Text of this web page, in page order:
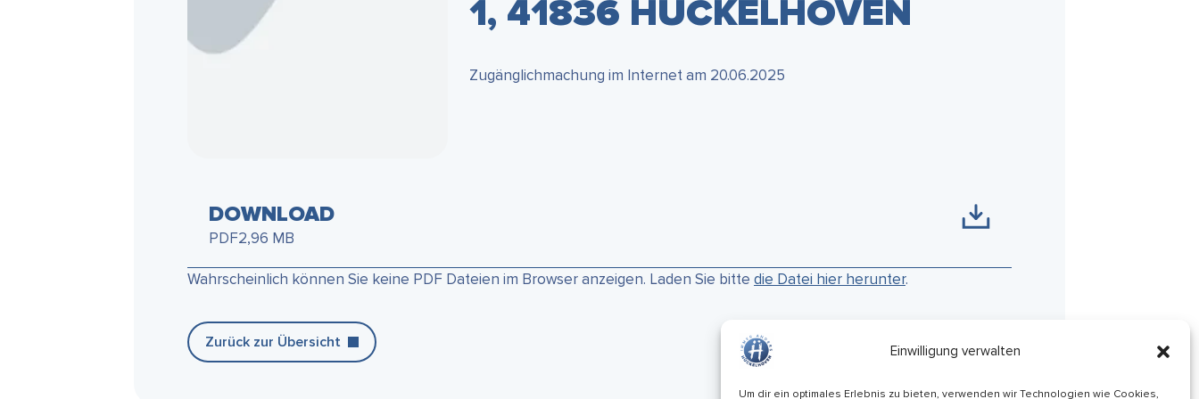
Einwilligung verwalten
Um dir ein optimales Erlebnis zu bieten, verwenden wir Technologien wie Cookies,
1, 41836 HÜCKELHOVEN
Zugänglichmachung im Internet am 20.06.2025
DOWNLOAD
PDF2,96 MB
Wahrscheinlich können Sie keine PDF Dateien im Browser anzeigen. Laden Sie bitte die Datei hier herunter.
Zurück zur Übersicht